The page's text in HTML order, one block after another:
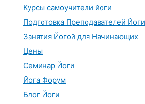
Курсы самоучители йоги
Подготовка Преподавателей Йоги
Занятия Йогой для Начинающих
Цены
Семинар Йоги
Йога Форум
Блог Йоги